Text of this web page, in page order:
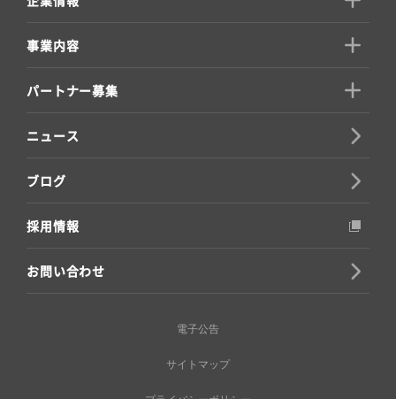
事業内容
パートナー募集
ニュース
ブログ
採用情報
お問い合わせ
電子公告
サイトマップ